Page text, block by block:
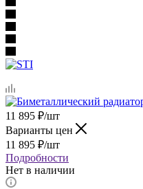
11 895 ₽/шт
Варианты цен
11 895 ₽/шт
Подробности
Нет в наличии